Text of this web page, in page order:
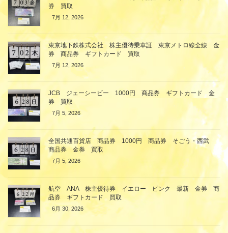
券 買取
7月 12, 2026
東京地下鉄株式会社 株主優待乗車証 東京メトロ線全線 金
券 商品券 ギフトカード 買取
7月 12, 2026
JCB ジェーシービー 1000円 商品券 ギフトカード 金
券 買取
7月 5, 2026
全国共通百貨店 商品券 1000円 商品券 そごう・西武
商品券 金券 買取
7月 5, 2026
航空 ANA 株主優待券 イエロー ピンク 最新 金券 商
品券 ギフトカード 買取
6月 30, 2026